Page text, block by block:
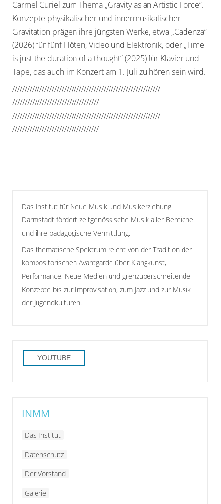
Carmel Curiel zum Thema „Gravity as an Artistic Force“.
Konzepte physikalischer und innermusikalischer
Gravitation prägen ihre jüngsten Werke, etwa „Cadenza“
(2026) für fünf Flöten, Video und Elektronik, oder „Time
is just the duration of a thought“ (2025) für Klavier und
Tape, das auch im Konzert am 1. Juli zu hören sein wird.
////////////////////////////////////////////////////////////
///////////////////////////////////
////////////////////////////////////////////////////////////
///////////////////////////////////
Das Institut für Neue Musik und Musikerziehung
Darmstadt fördert zeitgenössische Musik aller Bereiche
und ihre pädagogische Vermittlung.
Das thematische Spektrum reicht von der Tradition der
kompositorischen Avantgarde über Klangkunst,
Performance, Neue Medien und grenzüberschreitende
Konzepte bis zur Improvisation, zum Jazz und zur Musik
der Jugendkulturen.
YOUTUBE
INMM
Das Institut
Datenschutz
Der Vorstand
Galerie